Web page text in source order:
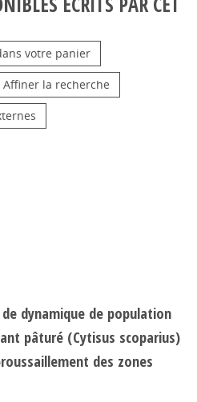
votre panier
Affiner la recherche
dynamique de population
pâturé (Cytisus scoparius)
des zones